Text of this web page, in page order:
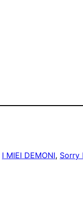
I MIEI DEMONI, Sorry